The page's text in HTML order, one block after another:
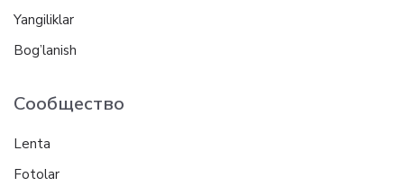
Yangiliklar
Bog’lanish
Сообщество
Lenta
Fotolar